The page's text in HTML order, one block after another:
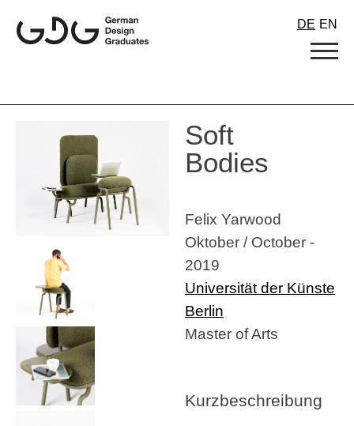
content
DE EN
Soft
Bodies
Felix Yarwood
Oktober / October -
2019
Universität der Künste
Berlin
Master of Arts
Kurzbeschreibung